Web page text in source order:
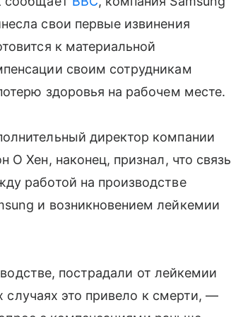
свои первые извинения
к материальной
своим сотрудникам
здоровья на рабочем месте.
директор компании
О Хен, наконец, признал, что связь
работой на производстве
и возникновением лейкемии
пострадали от лейкемии
случаях это привело к смерти, —